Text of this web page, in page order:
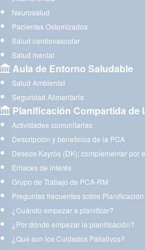
Neurosalud
Pacientes Ostomizados
Salud cardiovascular
Salud mental
Aula de Entorno Saludable
Salud Ambiental
Seguridad Alimentaria
Planificación Compartida de
Actividades comunitarias
Descripción y beneficios de la PCA
Deseos Kayrós (DK): complementar por
Enlaces de interés
Grupo de Trabajo de PCA-RM
Preguntas frecuentes sobre
¿Cuándo empezar a planificar?
¿Por dónde empezar la planificación?
¿Qué son los Cuidados Paliativos?